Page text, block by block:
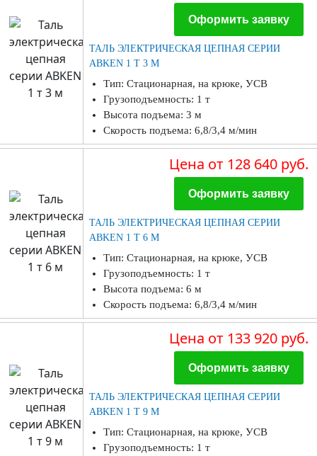
Оформить заявку
ТАЛЬ ЭЛЕКТРИЧЕСКАЯ ЦЕПНАЯ СЕРИИ
ABKEN 1 Т 3 М
Тип: Стационарная, на крюке, УСВ
Грузоподъемность: 1 т
Высота подъема: 3 м
Скорость подъема: 6,8/3,4 м/мин
Цена от 128 640 руб.
Оформить заявку
ТАЛЬ ЭЛЕКТРИЧЕСКАЯ ЦЕПНАЯ СЕРИИ
ABKEN 1 Т 6 М
Тип: Стационарная, на крюке, УСВ
Грузоподъемность: 1 т
Высота подъема: 6 м
Скорость подъема: 6,8/3,4 м/мин
Цена от 133 920 руб.
Оформить заявку
ТАЛЬ ЭЛЕКТРИЧЕСКАЯ ЦЕПНАЯ СЕРИИ
ABKEN 1 Т 9 М
Тип: Стационарная, на крюке, УСВ
Грузоподъемность: 1 т